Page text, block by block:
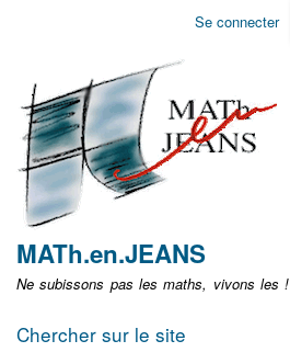
Aller
non
identifié
Se connecter
MATh.en.JEANS
Ne subissons pas les maths, vivons les !
Chercher sur le site